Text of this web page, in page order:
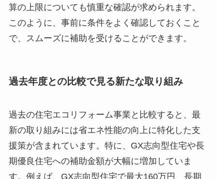
算の上限についても慎重な確認が求められます。
このように、事前に条件をよく確認しておくこと
で、スムーズに補助を受けることができます。
過去年度との比較で見る新たな取り組み
過去の住宅エコリフォーム事業と比較すると、最
新の取り組みには省エネ性能の向上に特化した支
援策が含まれています。特に、GX志向型住宅や長
期優良住宅への補助金額が大幅に増加していま
す。例えば、GX志向型住宅で最大160万円、長期